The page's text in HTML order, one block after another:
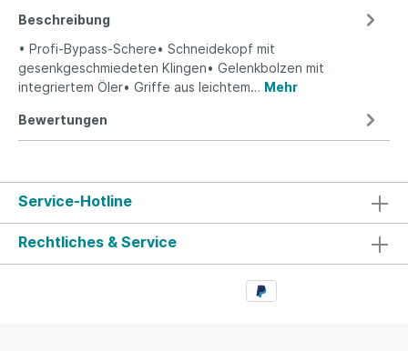
Beschreibung
• Profi-Bypass-Schere• Schneidekopf mit
gesenkgeschmiedeten Klingen• Gelenkbolzen mit
integriertem Öler• Griffe aus leichtem… Mehr
Bewertungen
Service-Hotline
Rechtliches & Service